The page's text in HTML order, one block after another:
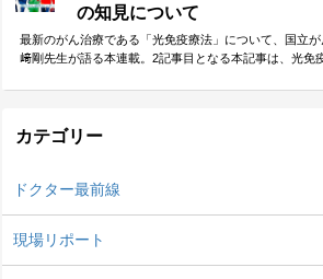
の知見について
最新のがん治療である「光免疫療法」について、国立
﨑剛先生が語る本連載。2記事目となる本記事は、光免
カテゴリー
ドクター最前線
現場リポート